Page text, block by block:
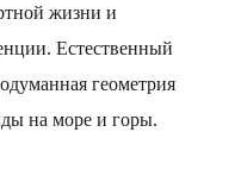
жизни и
Естественный
геометрия
на море и горы.